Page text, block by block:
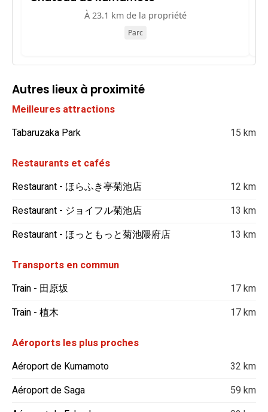
À 23.1 km de la propriété
Parc
Autres lieux à proximité
Meilleures attractions
Tabaruzaka Park
15 km
Restaurants et cafés
Restaurant - ほらふき亭菊池店
12 km
Restaurant - ジョイフル菊池店
13 km
Restaurant - ほっともっと菊池隈府店
13 km
Transports en commun
Train - 田原坂
17 km
Train - 植木
17 km
Aéroports les plus proches
Aéroport de Kumamoto
32 km
Aéroport de Saga
59 km